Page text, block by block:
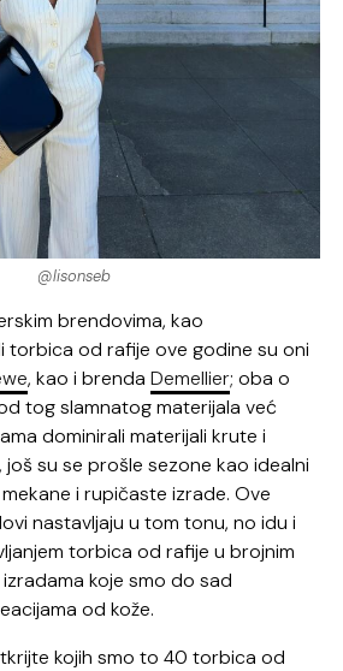
@lisonseb
brendovima, kao
torbica od rafije ove godine su oni
, kao i brendaDemellier; oba o
tog slamnatog materijala već
dominirali materijali krute i
su se prošle sezone kao idealni
i rupičaste izrade. Ove
nastavljaju u tom tonu, no idu i
torbica od rafije u brojnim
koje smo do sad
od kože.
kojih smo to 40 torbica od